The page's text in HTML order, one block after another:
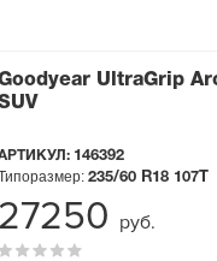
UltraGrip
146392
235/60 R18 107T
27250 руб.